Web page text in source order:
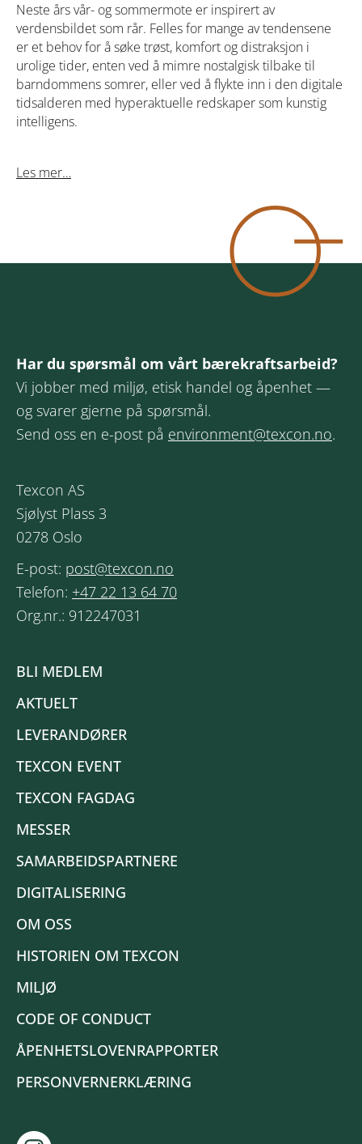
Neste års vår- og sommermote er inspirert av
verdensbildet som rår. Felles for mange av tendensene
er et behov for å søke trøst, komfort og distraksjon i
urolige tider, enten ved å mimre nostalgisk tilbake til
barndommens somrer, eller ved å flykte inn i den digitale
tidsalderen med hyperaktuelle redskaper som kunstig
intelligens.
Les mer…
Har du spørsmål om vårt bærekraftsarbeid?
Vi jobber med miljø, etisk handel og åpenhet —
og svarer gjerne på spørsmål.
Send oss en e-post på environment@texcon.no.
Texcon AS
Sjølyst Plass 3
0278 Oslo
E-post: post@texcon.no
Telefon: +47 22 13 64 70
Org.nr.: 912247031
BLI MEDLEM
AKTUELT
LEVERANDØRER
TEXCON EVENT
TEXCON FAGDAG
MESSER
SAMARBEIDSPARTNERE
DIGITALISERING
OM OSS
HISTORIEN OM TEXCON
MILJØ
CODE OF CONDUCT
ÅPENHETSLOVENRAPPORTER
PERSONVERNERKLÆRING